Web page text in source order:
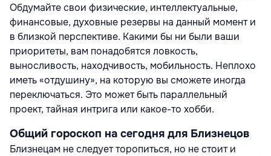
Обдумайте свои физические, интеллектуальные,
финансовые, духовные резервы на данный момент и
в близкой перспективе. Какими бы ни были ваши
приоритеты, вам понадобятся ловкость,
выносливость, находчивость, мобильность. Неплохо
иметь «отдушину», на которую вы сможете иногда
переключаться. Это может быть параллельный
проект, тайная интрига или какое-то хобби.
Общий гороскоп на сегодня для Близнецов
Близнецам не следует торопиться, но не стоит и